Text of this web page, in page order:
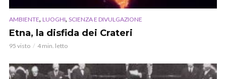
AMBIENTE, LUOGHI, SCIENZA E DIVULGAZIONE
Etna, la disfida dei Crateri
95 visto 4 min. letto